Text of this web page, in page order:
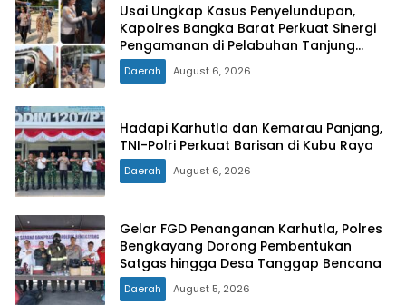
Usai Ungkap Kasus Penyelundupan,
Kapolres Bangka Barat Perkuat Sinergi
Pengamanan di Pelabuhan Tanjung
Kalian
Daerah August 6, 2026
Hadapi Karhutla dan Kemarau Panjang,
TNI-Polri Perkuat Barisan di Kubu Raya
Daerah August 6, 2026
Gelar FGD Penanganan Karhutla, Polres
Bengkayang Dorong Pembentukan
Satgas hingga Desa Tanggap Bencana
Daerah August 5, 2026